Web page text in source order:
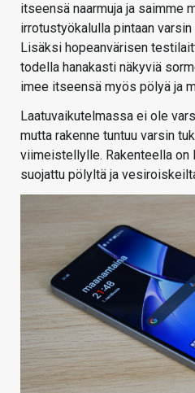
itseensä naarmuja ja saimme
irrotustyökalulla pintaan
Lisäksi hopeanvärisen
todella hanakasti näkyviä
imee itseensä myös pölyä ja
Laatuvaikutelmassa ei ole
mutta rakenne tuntuu varsin
viimeistellylle. Rakenteella on
suojattu pölyltä ja